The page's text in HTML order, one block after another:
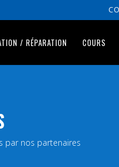
/ RÉPARATION COURS
par nos partenaires